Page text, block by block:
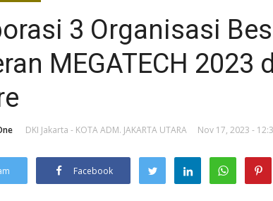
3 Organisasi
MEGATECH 2023
DKI Jakarta - KOTA ADM. JAKARTA UTARA Nov 17, 2023 -
Facebook